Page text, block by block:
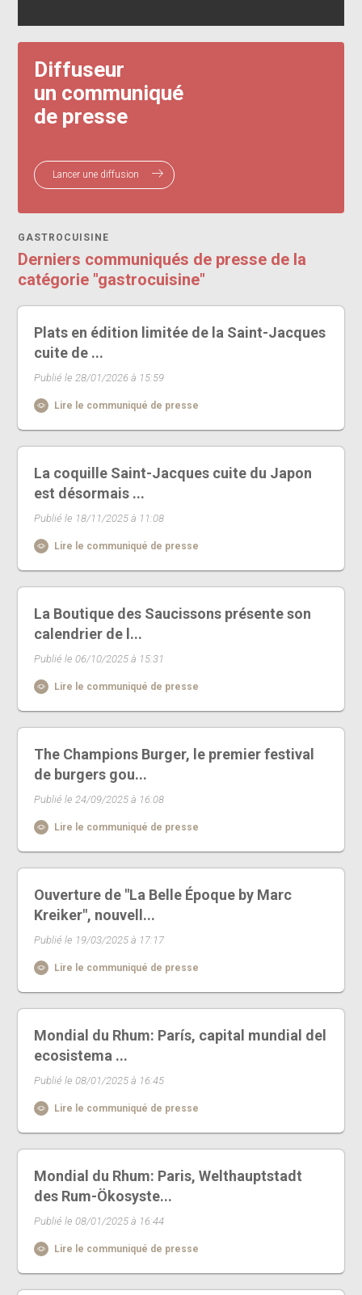
Diffuseur
un communiqué
de presse
Lancer une diffusion
GASTROCUISINE
Derniers communiqués de presse de la
catégorie "gastrocuisine"
Plats en édition limitée de la Saint-Jacques
cuite de ...
Publié le 28/01/2026 à 15:59
Lire le communiqué de presse
La coquille Saint-Jacques cuite du Japon
est désormais ...
Publié le 18/11/2025 à 11:08
Lire le communiqué de presse
La Boutique des Saucissons présente son
calendrier de l...
Publié le 06/10/2025 à 15:31
Lire le communiqué de presse
The Champions Burger, le premier festival
de burgers gou...
Publié le 24/09/2025 à 16:08
Lire le communiqué de presse
Ouverture de "La Belle Époque by Marc
Kreiker", nouvell...
Publié le 19/03/2025 à 17:17
Lire le communiqué de presse
Mondial du Rhum: París, capital mundial del
ecosistema ...
Publié le 08/01/2025 à 16:45
Lire le communiqué de presse
Mondial du Rhum: Paris, Welthauptstadt
des Rum-Ökosyste...
Publié le 08/01/2025 à 16:44
Lire le communiqué de presse